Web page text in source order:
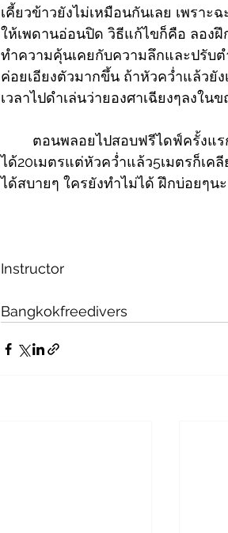
เคี้ยวข้าวยังไม่เหมือนกันเลย เพรา
ให้เพดานอ่อนปิด วิธีแก้ไขก็คือ ลองฝึ
ทำความคุ้นเคยกับความลึกและปรับ
ค่อยเอียงตัวมากขึ้น ถ้าหัวคว่ำแล้วยั
เวลาไปดำเล่นว่ายองศาเฉียงๆลงใ
ตอนพลอยไปสอบฟรีไดฟ์ครั้งแร
ได้20เมตรแต่หัวคว่ำแล้ว5เมตรก็เ
ได้สบายๆ ใครยังทำไม่ได้ ฝึกบ่อยๆน
Instructor
Bangkokfreedivers